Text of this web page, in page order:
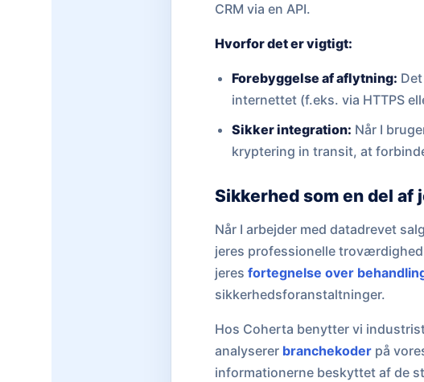
CRM via en API.
Hvorfor det er vigtigt:
Forebyggelse af aflytning:
internettet (f.eks. via HTTPS
Sikker integration: Når I
kryptering in transit, at
Sikkerhed som en del af
Når I arbejder med datadrevet
jeres professionelle
jeres fortegnelse over
sikkerhedsforanstaltninger.
Hos Coherta benytter vi
analyserer branchekoderpå
informationerne beskyttet af de